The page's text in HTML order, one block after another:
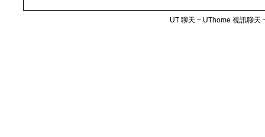
UT 聊天 ~ UThome 視訊聊天